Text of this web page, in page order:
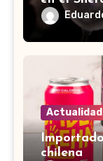
Actualidad
chilena